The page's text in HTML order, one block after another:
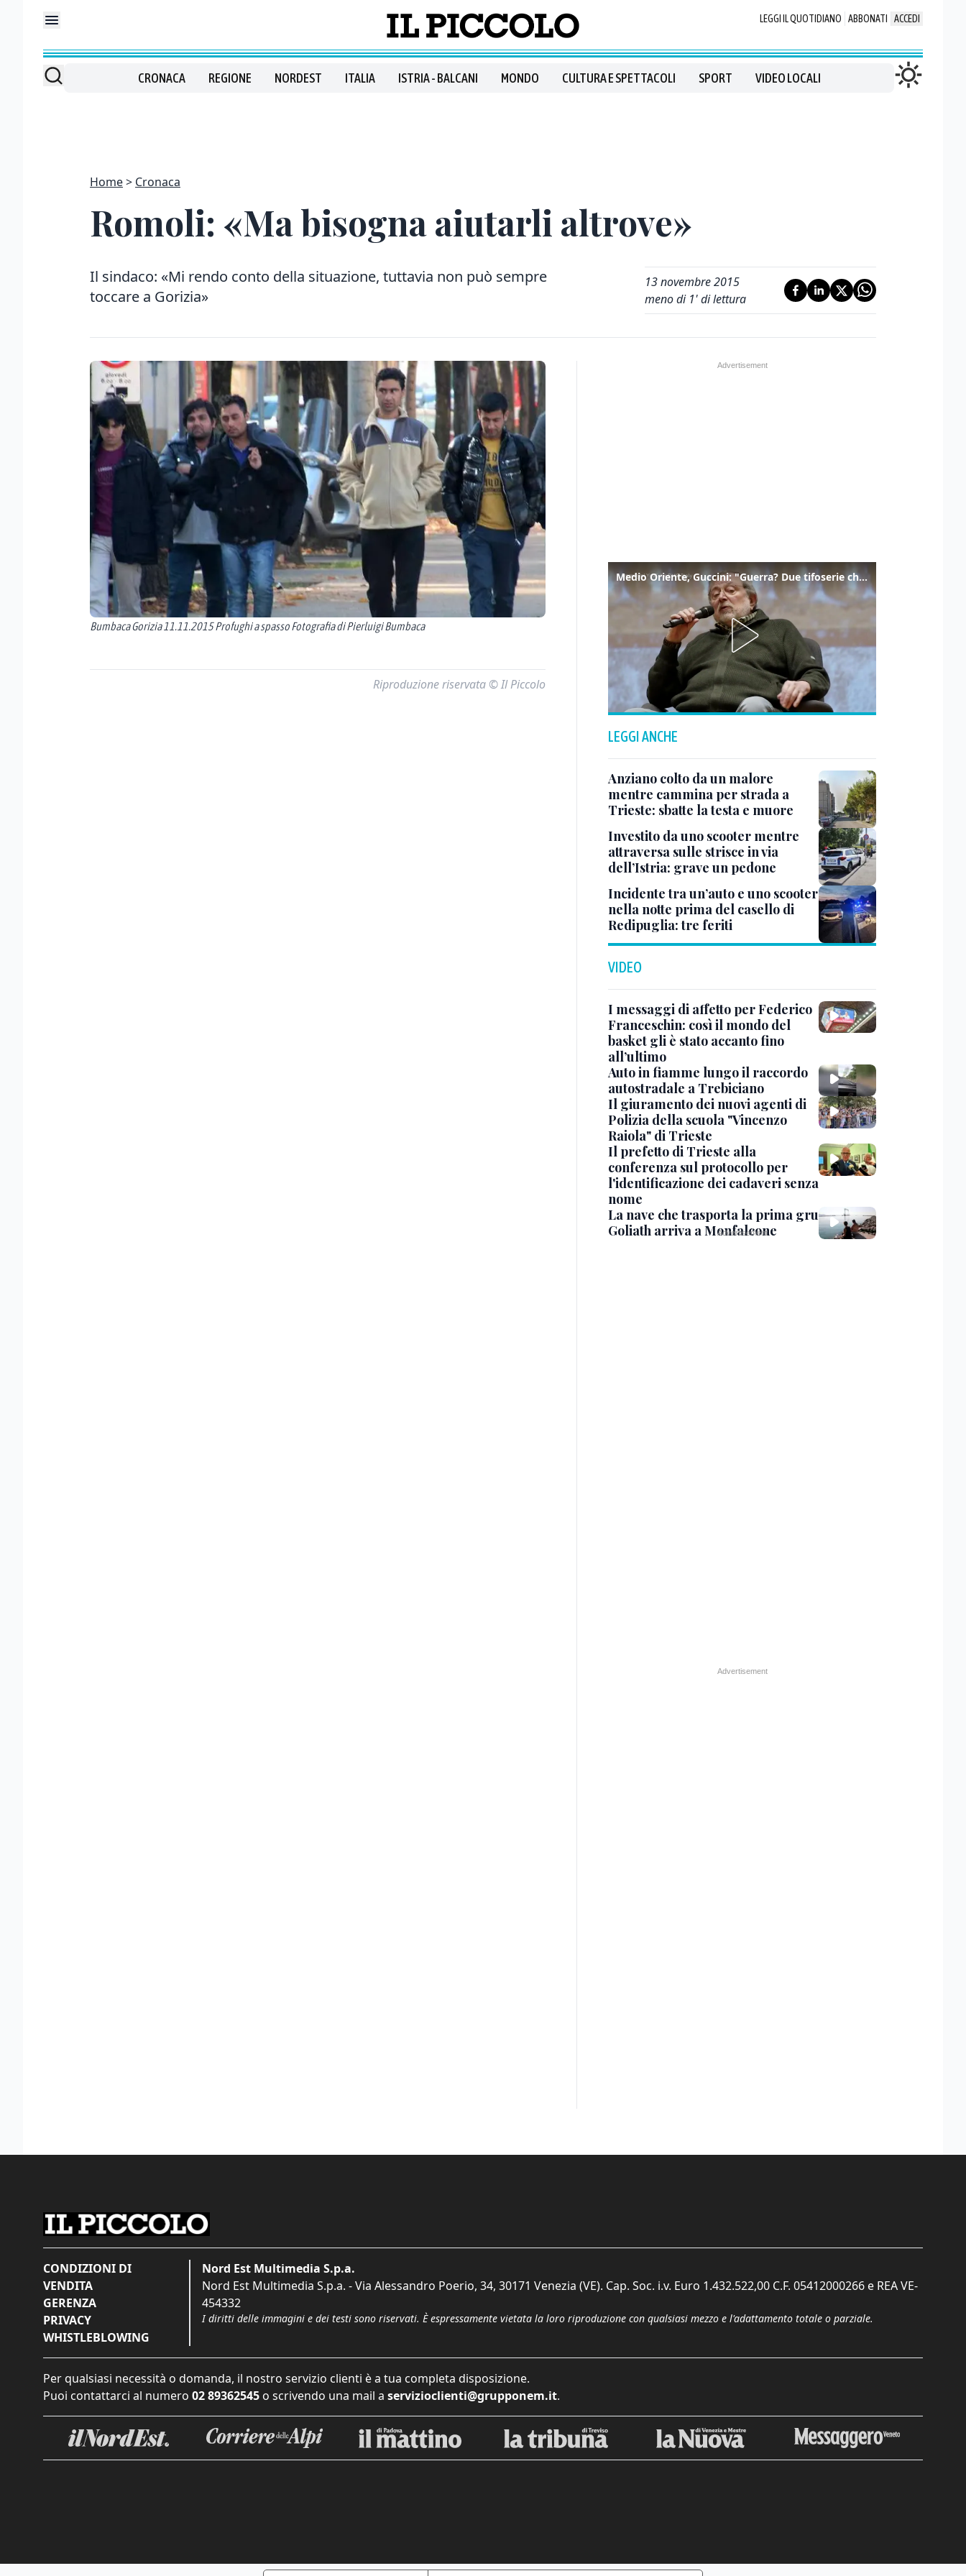
LEGGI IL QUOTIDIANO ABBONATI ACCEDI
CRONACA REGIONE NORDEST ITALIA ISTRIA - BALCANI MONDO CULTURA E SPETTACOLI SPORT VIDEO LOCALI
Home Cronaca
Romoli: «Ma bisogna aiutarli altrove»
Il sindaco: «Mi rendo conto della situazione, tuttavia non può sempre
toccare a Gorizia»
13 novembre 2015
meno di 1' di lettura
Bumbaca Gorizia 11.11.2015 Profughi a spasso Fotografia di Pierluigi Bumbaca
Riproduzione riservata © Il Piccolo
Medio Oriente, Guccini: "Guerra? Due tifoserie che si urlano contro e dimenticano vittime"
LEGGI ANCHE
Anziano colto da un malore
mentre cammina per strada a
Trieste: sbatte la testa e muore
Investito da uno scooter mentre
attraversa sulle strisce in via
dell’Istria: grave un pedone
Incidente tra un’auto e uno scooter
nella notte prima del casello di
Redipuglia: tre feriti
VIDEO
I messaggi di affetto per Federico
Franceschin: così il mondo del
basket gli è stato accanto fino
all’ultimo
Auto in fiamme lungo il raccordo
autostradale a Trebiciano
Il giuramento dei nuovi agenti di
Polizia della scuola "Vincenzo
Raiola" di Trieste
Il prefetto di Trieste alla
conferenza sul protocollo per
l'identificazione dei cadaveri senza
nome
La nave che trasporta la prima gru
Goliath arriva a Monfalcone
CONDIZIONI DI
VENDITA
GERENZA
PRIVACY
WHISTLEBLOWING
Nord Est Multimedia S.p.a.
Nord Est Multimedia S.p.a. - Via Alessandro Poerio, 34, 30171 Venezia (VE). Cap. Soc. i.v. Euro 1.432.522,00 C.F. 05412000266 e REA VE-
454332
I diritti delle immagini e dei testi sono riservati. È espressamente vietata la loro riproduzione con qualsiasi mezzo e l'adattamento totale o parziale.
Per qualsiasi necessità o domanda, il nostro servizio clienti è a tua completa disposizione.
Puoi contattarci al numero 02 89362545 o scrivendo una mail a servizioclienti@grupponem.it.